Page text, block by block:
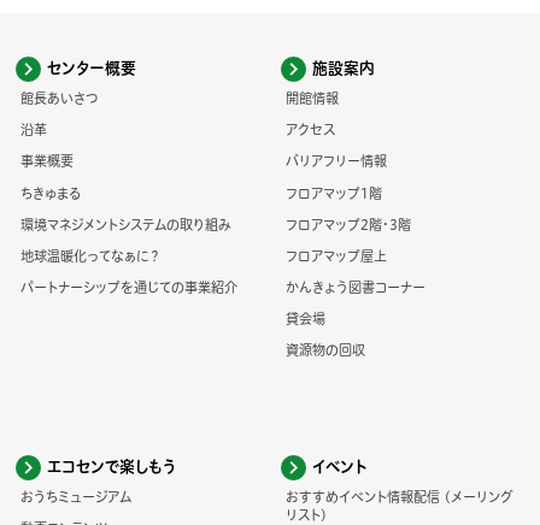
センター概要
館長あいさつ
沿革
事業概要
ちきゅまる
環境マネジメントシステムの取り組み
地球温暖化ってなぁに？
パートナーシップを通じての事業紹介
施設案内
開館情報
アクセス
バリアフリー情報
フロアマップ1階
フロアマップ2階・3階
フロアマップ屋上
かんきょう図書コーナー
貸会場
資源物の回収
エコセンで楽しもう
おうちミュージアム
イベント
おすすめイベント情報配信 (メーリング
リスト)